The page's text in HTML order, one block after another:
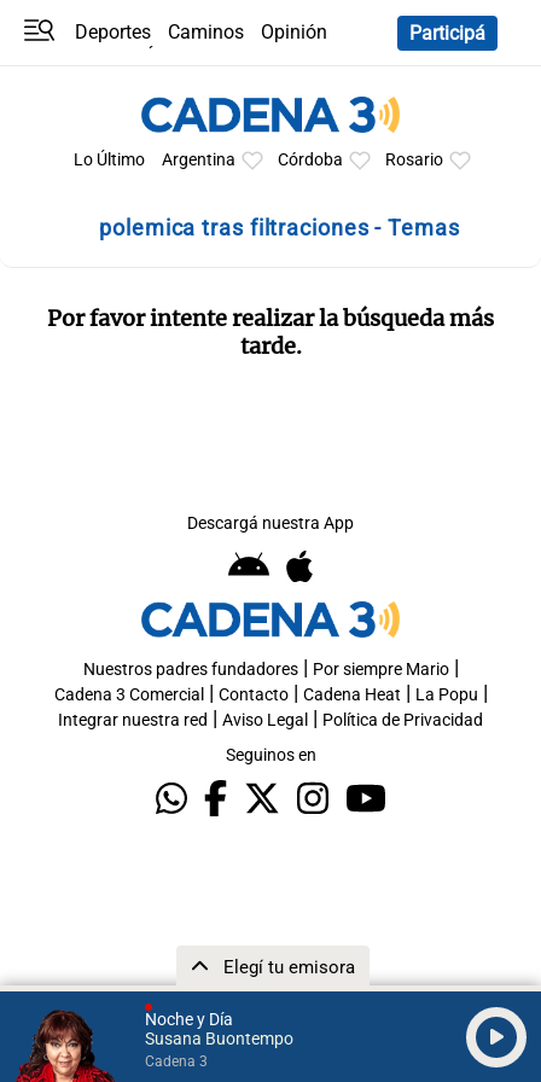
Noche y Día
Susana Buontempo
Cadena 3
Elegí tu emisora
Deportes Caminos
Opinión
Participá
Lo Último Argentina Córdoba Rosario
polemica tras filtraciones - Temas
Por favor intente realizar la búsqueda más
tarde.
Descargá nuestra App
Nuestros padres fundadores| Por siempre Mario|
Cadena 3 Comercial | Contacto| Cadena Heat | La Popu |
Integrar nuestra red | Aviso Legal | Política de Privacidad
Seguinos en